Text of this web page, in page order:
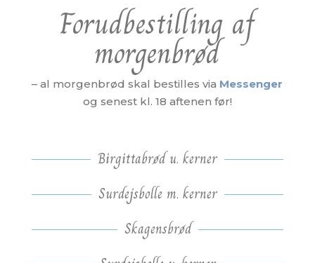
Forudbestilling af
morgenbrød
– al morgenbrød skal bestilles via Messenger
og senest kl. 18 aftenen før!
Birgittabrød u. kerner
Surdejsbolle m. kerner
Skagensbrød